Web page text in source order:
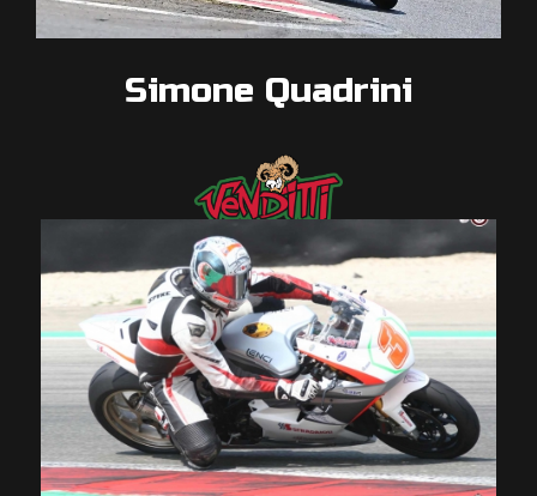
Simone Quadrini